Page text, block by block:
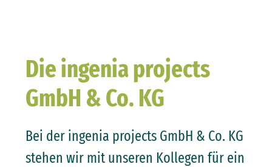
Die ingenia projects
GmbH & Co. KG
Bei der ingenia projects GmbH & Co. KG
stehen wir mit unseren Kollegen für ein